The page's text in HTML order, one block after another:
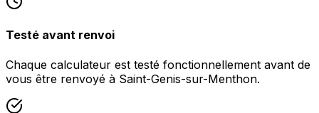
Testé avant renvoi
Chaque calculateur est testé fonctionnellement avant de
vous être renvoyé à Saint-Genis-sur-Menthon.